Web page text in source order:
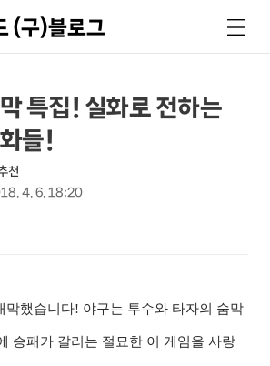
(구)블로그
색
메
뉴
특집! 실화로 전하는
들!
천
4. 6. 18:20
막했습니다! 야구는 투수와 타자의 숨막
승패가 갈리는 절묘한 이 게임을 사랑